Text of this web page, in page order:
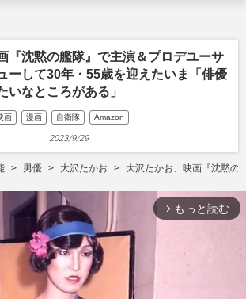
『沈黙の艦隊』で主演＆プロデユーサ
ーして30年・55歳を迎えたいま「俳優
いなところがある」
画 漫画 自衛隊 Amazon
2023/9/29
男優 大沢たかお 大沢たかお、映画『沈黙の
arrow_forward_ios もっと読む